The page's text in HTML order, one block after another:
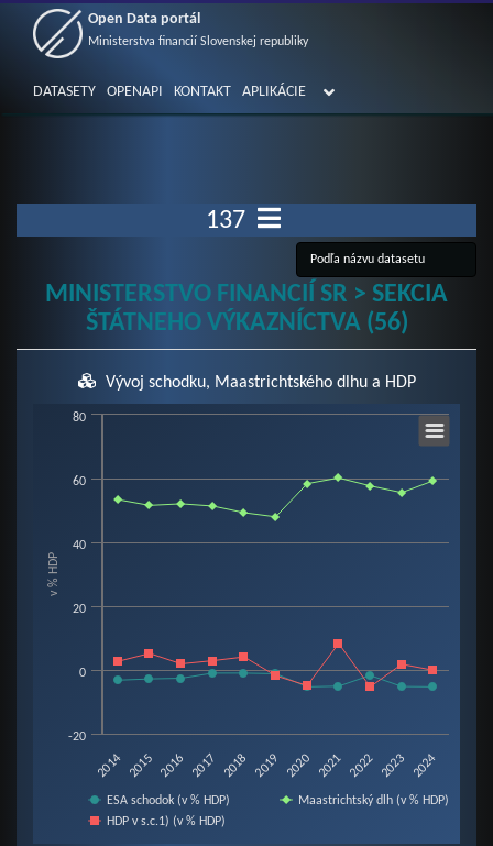
Open Data portál
Ministerstva financií Slovenskej republiky
DATASETY OPENAPI KONTAKT APLIKÁCIE
137
MINISTERSTVO FINANCIÍ SR > SEKCIA
ŠTÁTNEHO VÝKAZNÍCTVA (56)
Vývoj schodku, Maastrichtského dlhu a HDP
Chart
Line chart with 3 lines.
The chart has 1 X axis displaying categories.
The chart has 1 Y axis displaying v % HDP. Data ranges from -5.3 to 60.2.
v % HDP
ESA schodok (v % HDP)
Maastrichtský dlh (v % HDP)
HDP v s.c.1) (v % HDP)
2014 2015 2016 2017 2018 2019 2020 2021 2022 2023 2024
-20
0
20
40
60
80